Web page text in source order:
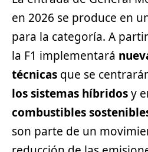
en 2026 se produce en
para la categoría. A
la F1 implementará
técnicas que se
los sistemas híbridosy
combustibles
son parte de un